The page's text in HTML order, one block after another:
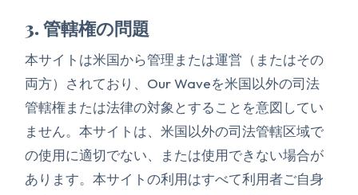
3. 管轄権の問題
本サイトは米国から管理または運営（またはその
両方）されており、Our Waveを米国以外の司法
管轄権または法律の対象とすることを意図してい
ません。本サイトは、米国以外の司法管轄区域で
の使用に適切でない、または使用できない場合が
あります。本サイトの利用はすべて利用者ご自身